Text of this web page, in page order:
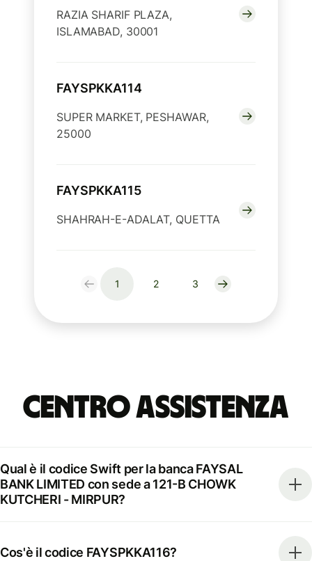
RAZIA SHARIF PLAZA,
ISLAMABAD, 30001
FAYSPKKA114
SUPER MARKET, PESHAWAR,
25000
FAYSPKKA115
SHAHRAH-E-ADALAT, QUETTA
1 2 3
Centro Assistenza
Qual è il codice Swift per la banca FAYSAL
BANK LIMITED con sede a 121-B CHOWK
KUTCHERI - MIRPUR?
Cos'è il codice FAYSPKKA116?